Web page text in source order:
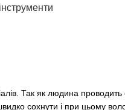
Так як людина
сохнути і при цьому